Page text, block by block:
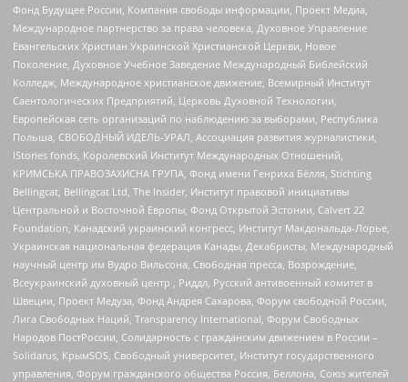
Фонд Будущее России, Компания свободы информации, Проект Медиа,
Международное партнерство за права человека, Духовное Управление
Евангельских Христиан Украинской Христианской Церкви, Новое
Поколение, Духовное Учебное Заведение Международный Библейский
Колледж, Международное христианское движение, Всемирный Институт
Саентологических Предприятий, Церковь Духовной Технологии,
Европейская сеть организаций по наблюдению за выборами, Республика
Польша, СВОБОДНЫЙ ИДЕЛЬ-УРАЛ, Ассоциация развития журналистики,
IStories fonds, Королевский Институт Международных Отношений,
КРИМСЬКА ПРАВОЗАХИСНА ГРУПА, Фонд имени Генриха Бёлля, Stichting
Bellingcat, Bellingcat Ltd, The Insider, Институт правовой инициативы
Центральной и Восточной Европы, Фонд Открытой Эстонии, Calvert 22
Foundation, Канадский украинский конгресс, Институт Макдональда-Лорье,
Украинская национальная федерация Канады, Декабристы, Международный
научный центр им Вудро Вильсона, Свободная пресса, Возрождение,
Всеукраинский духовный центр , Риддл, Русский антивоенный комитет в
Швеции, Проект Медуза, Фонд Андрея Сахарова, Форум свободной России,
Лига Свободных Наций, Transparеncy International, Форум Свободных
Народов ПостРоссии, Солидарность с гражданским движением в России –
Solidarus, КрымSOS, Свободный университет, Институт государственного
управления, Форум гражданского общества Россия, Беллона, Союз жителей